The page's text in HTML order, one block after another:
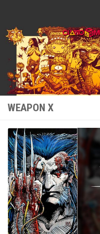
WEAPON X